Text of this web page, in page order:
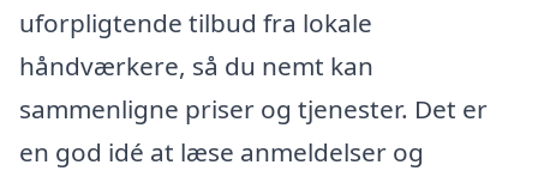
uforpligtende tilbud fra lokale
håndværkere, så du nemt kan
sammenligne priser og tjenester. Det er
en god idé at læse anmeldelser og